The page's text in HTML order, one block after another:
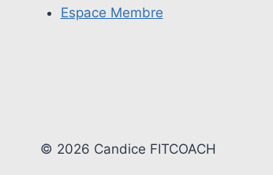
Espace Membre
© 2026 Candice FITCOACH